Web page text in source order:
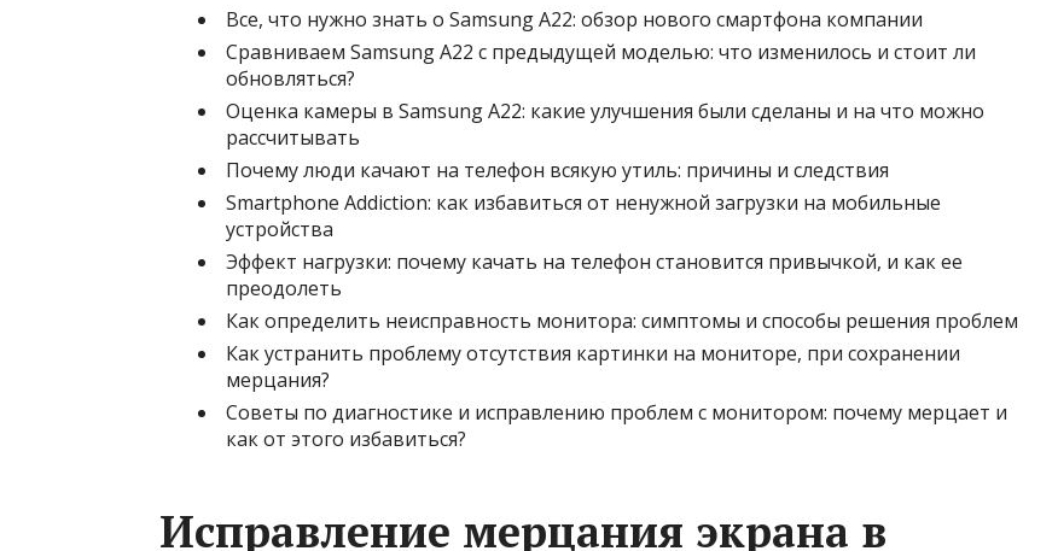
Все, что нужно знать о Samsung A22: обзор нового смартфона компании
Сравниваем Samsung A22 с предыдущей моделью: что изменилось и стоит ли
обновляться?
Оценка камеры в Samsung A22: какие улучшения были сделаны и на что можно
рассчитывать
Почему люди качают на телефон всякую утиль: причины и следствия
Smartphone Addiction: как избавиться от ненужной загрузки на мобильные
устройства
Эффект нагрузки: почему качать на телефон становится привычкой, и как ее
преодолеть
Как определить неисправность монитора: симптомы и способы решения проблем
Как устранить проблему отсутствия картинки на мониторе, при сохранении
мерцания?
Советы по диагностике и исправлению проблем с монитором: почему мерцает и
как от этого избавиться?
Исправление мерцания экрана в